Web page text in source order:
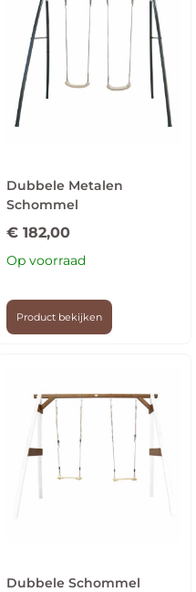
Dubbele Metalen
Schommel
€ 182,00
Op voorraad
Product bekijken
Dubbele Schommel